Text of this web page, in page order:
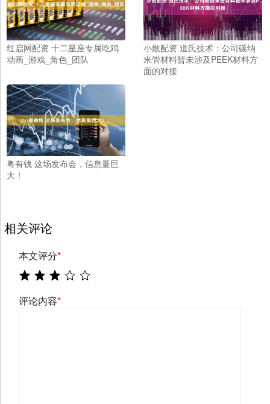
红启网配资 十二星座专属吃鸡
动画_游戏_角色_团队
小散配资 道氏技术：公司碳纳
米管材料暂未涉及PEEK材料方
面的对接
粤有钱 这场发布会，信息量巨
大！
相关评论
本文评分*
评论内容*